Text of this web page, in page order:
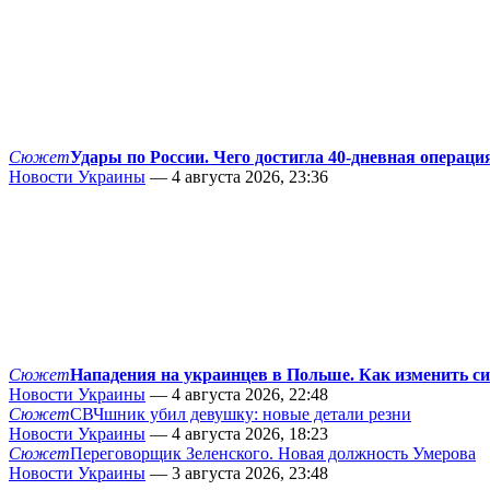
СюжетУдары по России. Чего достигла 40-дневная
Новости Украины — 4 августа 2026, 23:36
СюжетНападения на украинцев в Польше. Как изменить
Новости Украины — 4 августа 2026, 22:48
СюжетСВЧшник убил девушку: новые детали резни
Новости Украины — 4 августа 2026, 18:23
СюжетПереговорщик Зеленского. Новая должность Умерова
Новости Украины — 3 августа 2026, 23:48